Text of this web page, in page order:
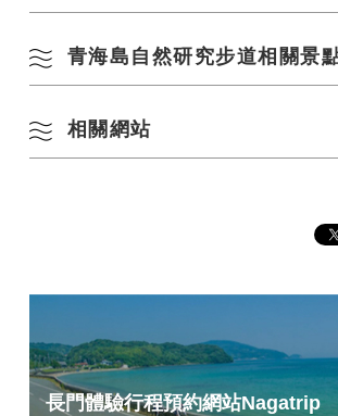
停車費用
■乘用車（普通車/乘用車）
■大型車（車高2.5m以上）
1,500日圓/次
禁止B課程（2025年8月11日~）
青海島自然研究步道相關景
相關網站
長門體驗行程預約網站Nagatrip